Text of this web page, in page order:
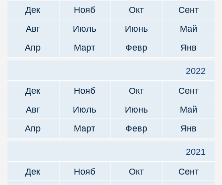
Дек
Нояб Окт
Сент
Авг
Июль Июнь
Май
Апр
Март Февр Янв
2022
Дек
Нояб Окт
Сент
Авг
Июль Июнь
Май
Апр
Март Февр Янв
2021
Дек
Нояб Окт
Сент